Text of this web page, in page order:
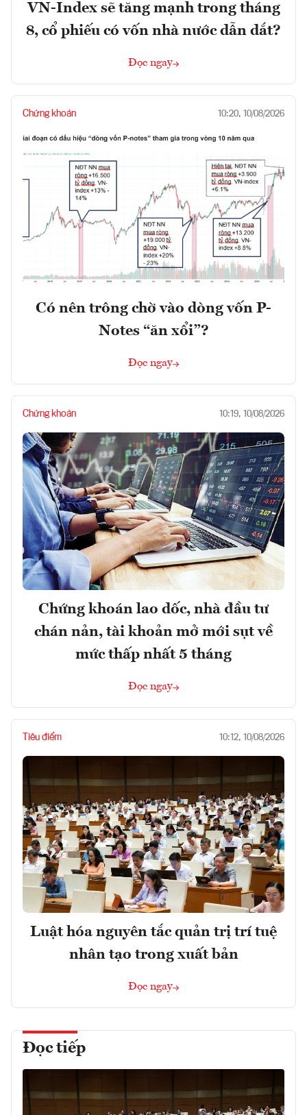
VN-Index sẽ tăng mạnh trong tháng
8, cổ phiếu có vốn nhà nước dẫn dắt?
Đọc ngay
Chứng khoán 10:20, 10/08/2026
Có nên trông chờ vào dòng vốn P-
Notes “ăn xổi”?
Đọc ngay
Chứng khoán 10:19, 10/08/2026
Chứng khoán lao dốc, nhà đầu tư
chán nản, tài khoản mở mới sụt về
mức thấp nhất 5 tháng
Đọc ngay
Tiêu điểm 10:12, 10/08/2026
Luật hóa nguyên tắc quản trị trí tuệ
nhân tạo trong xuất bản
Đọc ngay
Đọc tiếp